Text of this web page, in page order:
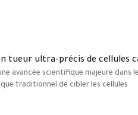
tueur ultra-précis de cellules
avancée scientifique majeure
traditionnel de cibler les cellules